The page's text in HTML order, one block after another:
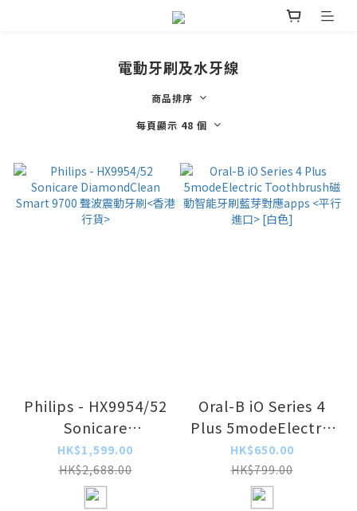
電動牙刷及水牙線
商品排序
每頁顯示 48 個
Philips - HX9954/52
Sonicare
DiamondClean
Smart 9700 聲波震動
牙刷<香港行貨>
HK$1,599.00
HK$2,688.00
Oral-B iO Series 4
Plus 5modeElectric
Toothbrush磁動智能
牙刷藍芽對應apps <
平行進口> [白色]
HK$650.00
HK$799.00